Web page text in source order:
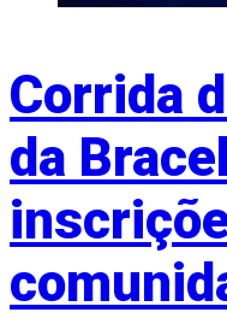
Corrida
da